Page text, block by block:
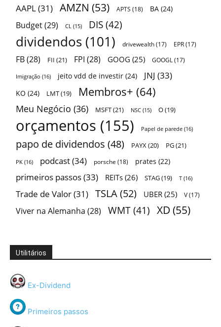
AAPL(31) AMZN (53) APTS (18) BA (24)
Budget(29) CL (15) DIS (42)
dividendos (101) drivewealth(17) EPR(17)
FB(28) FII (21) FPI (28) GOOG (25) GOOGL(17)
Imigração (16) jeito vdd de investir (24) JNJ (33)
KO (24) LMT(19) Membros+ (64)
Meu Negócio (36) MSFT(21) NSC (15) O(19)
orçamentos (155) Papel de parede (16)
papo de dividendos (48) PAYX(20) PG(21)
PK (16) podcast(34) porsche (18) prates (22)
primeiros passos(33) REITs (26) STAG(19) T (16)
Trade de Valor(31) TSLA(52) UBER (25) V(17)
Viver na Alemanha (28) WMT (41) XD (55)
Utilitários
Ex-Dividend
Primeiros passos